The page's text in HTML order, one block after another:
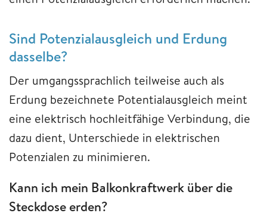
Sind Potenzialausgleich und Erdung
dasselbe?
Der umgangssprachlich teilweise auch als
Erdung bezeichnete Potentialausgleich meint
eine elektrisch hochleitfähige Verbindung, die
dazu dient, Unterschiede in elektrischen
Potenzialen zu minimieren.
Kann ich mein Balkonkraftwerk über die
Steckdose erden?